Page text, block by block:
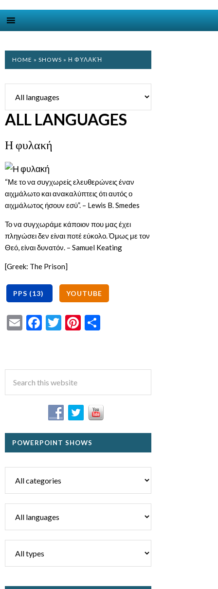
HOME » SHOWS » Η ΦΥΛΑΚΉ
ALL LANGUAGES
Η φυλακή
“Με το να συγχωρείς ελευθερώνεις έναν
αιχμάλωτο και ανακαλύπτεις ότι αυτός ο
αιχμάλωτος ήσουν εσύ”. – Lewis B. Smedes
Το να συγχωράμε κάποιον που μας έχει
πληγώσει δεν είναι ποτέ εύκολο. Όμως με τον
Θεό, είναι δυνατόν. – Samuel Keating
[Greek: The Prison]
EmailFacebook
TwitterPinterest
POWERPOINT SHOWS